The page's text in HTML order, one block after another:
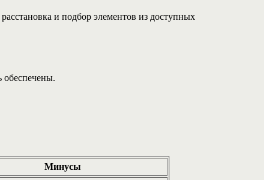
и подбор элементов из доступных
Минусы